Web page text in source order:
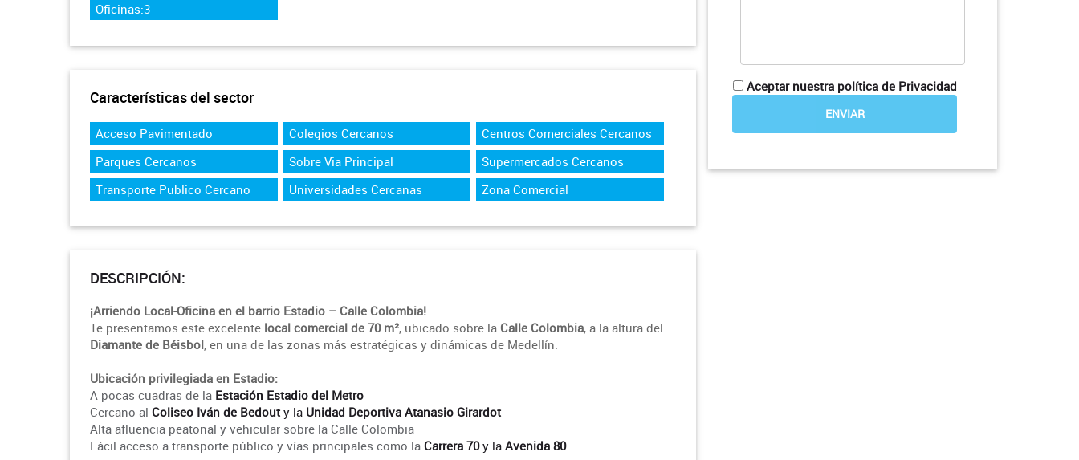
Oficinas:3
Características del sector
Acceso Pavimentado Colegios Cercanos
Centros Comerciales Cercanos
Parques Cercanos
Sobre Via Principal
Supermercados Cercanos
Transporte Publico Cercano
Universidades Cercanas Zona Comercial
DESCRIPCIÓN:
¡Arriendo Local-Oficina en el barrio Estadio – Calle Colombia!
Te presentamos este excelente local comercial de 70 m², ubicado sobre la Calle Colombia, a la altura del
Diamante de Béisbol, en una de las zonas más estratégicas y dinámicas de Medellín.
Ubicación privilegiada en Estadio:
A pocas cuadras de la Estación Estadio del Metro
Cercano al Coliseo Iván de Bedout y la Unidad Deportiva Atanasio Girardot
Alta afluencia peatonal y vehicular sobre la Calle Colombia
Fácil acceso a transporte público y vías principales como la Carrera 70y la Avenida 80
Aceptar nuestra política de Privacidad